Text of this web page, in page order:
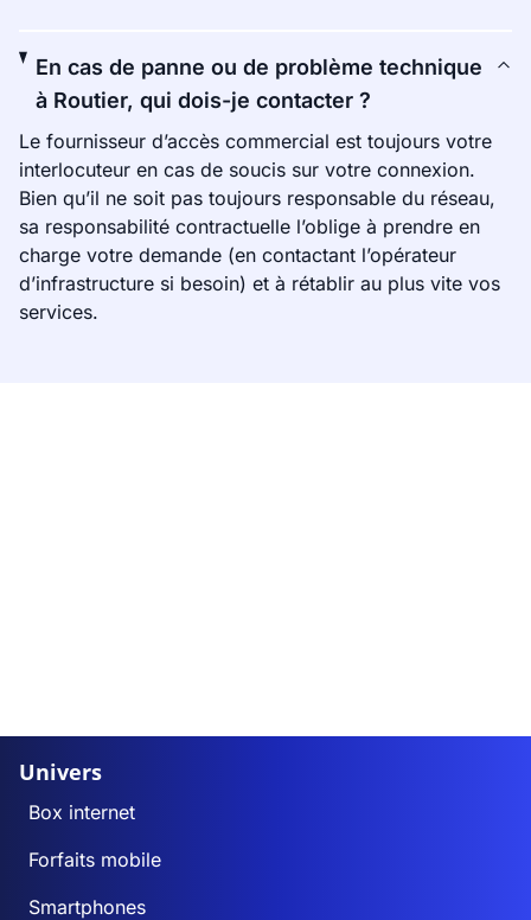
En cas de panne ou de problème technique
à Routier, qui dois-je contacter ?
Le fournisseur d’accès commercial est toujours votre
interlocuteur en cas de soucis sur votre connexion.
Bien qu’il ne soit pas toujours responsable du réseau,
sa responsabilité contractuelle l’oblige à prendre en
charge votre demande (en contactant l’opérateur
d’infrastructure si besoin) et à rétablir au plus vite vos
services.
Univers
Box internet
Forfaits mobile
Smartphones